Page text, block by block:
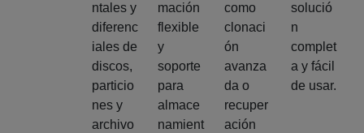
ntales y
diferenc
iales de
discos,
particio
nes y
archivo
mación
flexible
y
soporte
para
almace
namient
como
clonaci
ón
avanza
da o
recuper
ación
solució
n
complet
a y fácil
de usar.